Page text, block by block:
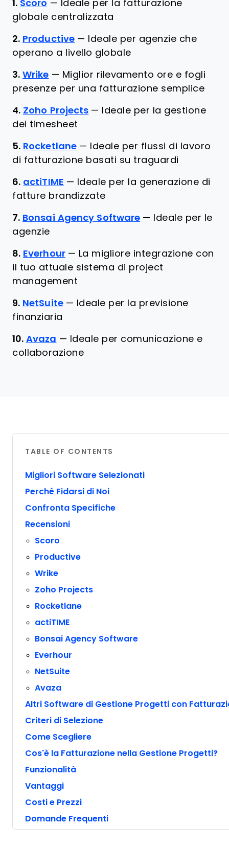
1. Scoro — Ideale per la fatturazione
globale centralizzata
2. Productive —
Ideale per agenzie che
operano a livello globale
3. Wrike — Miglior rilevamento ore e fogli
presenze per una fatturazione semplice
4. Zoho Projects —
Ideale per la gestione
dei timesheet
5. Rocketlane —
Ideale per flussi di lavoro
di fatturazione basati su traguardi
6. actiTIME — Ideale per la generazione di
fatture brandizzate
7. Bonsai Agency Software —
Ideale per le
agenzie
8. Everhour — La migliore integrazione con
il tuo attuale sistema di project
management
9. NetSuite — Ideale per la previsione
finanziaria
10. Avaza — Ideale per comunicazione e
collaborazione
TABLE OF CONTENTS
Migliori Software Selezionati
Perché Fidarsi di Noi
Confronta Specifiche
Recensioni
Scoro
Productive
Wrike
Zoho Projects
Rocketlane
actiTIME
Bonsai Agency Software
Everhour
NetSuite
Avaza
Altri Software di Gestione Progetti con
Criteri di Selezione
Come Scegliere
Cos'è la Fatturazione nella Gestione Progetti?
Funzionalità
Vantaggi
Costi e Prezzi
Domande Frequenti